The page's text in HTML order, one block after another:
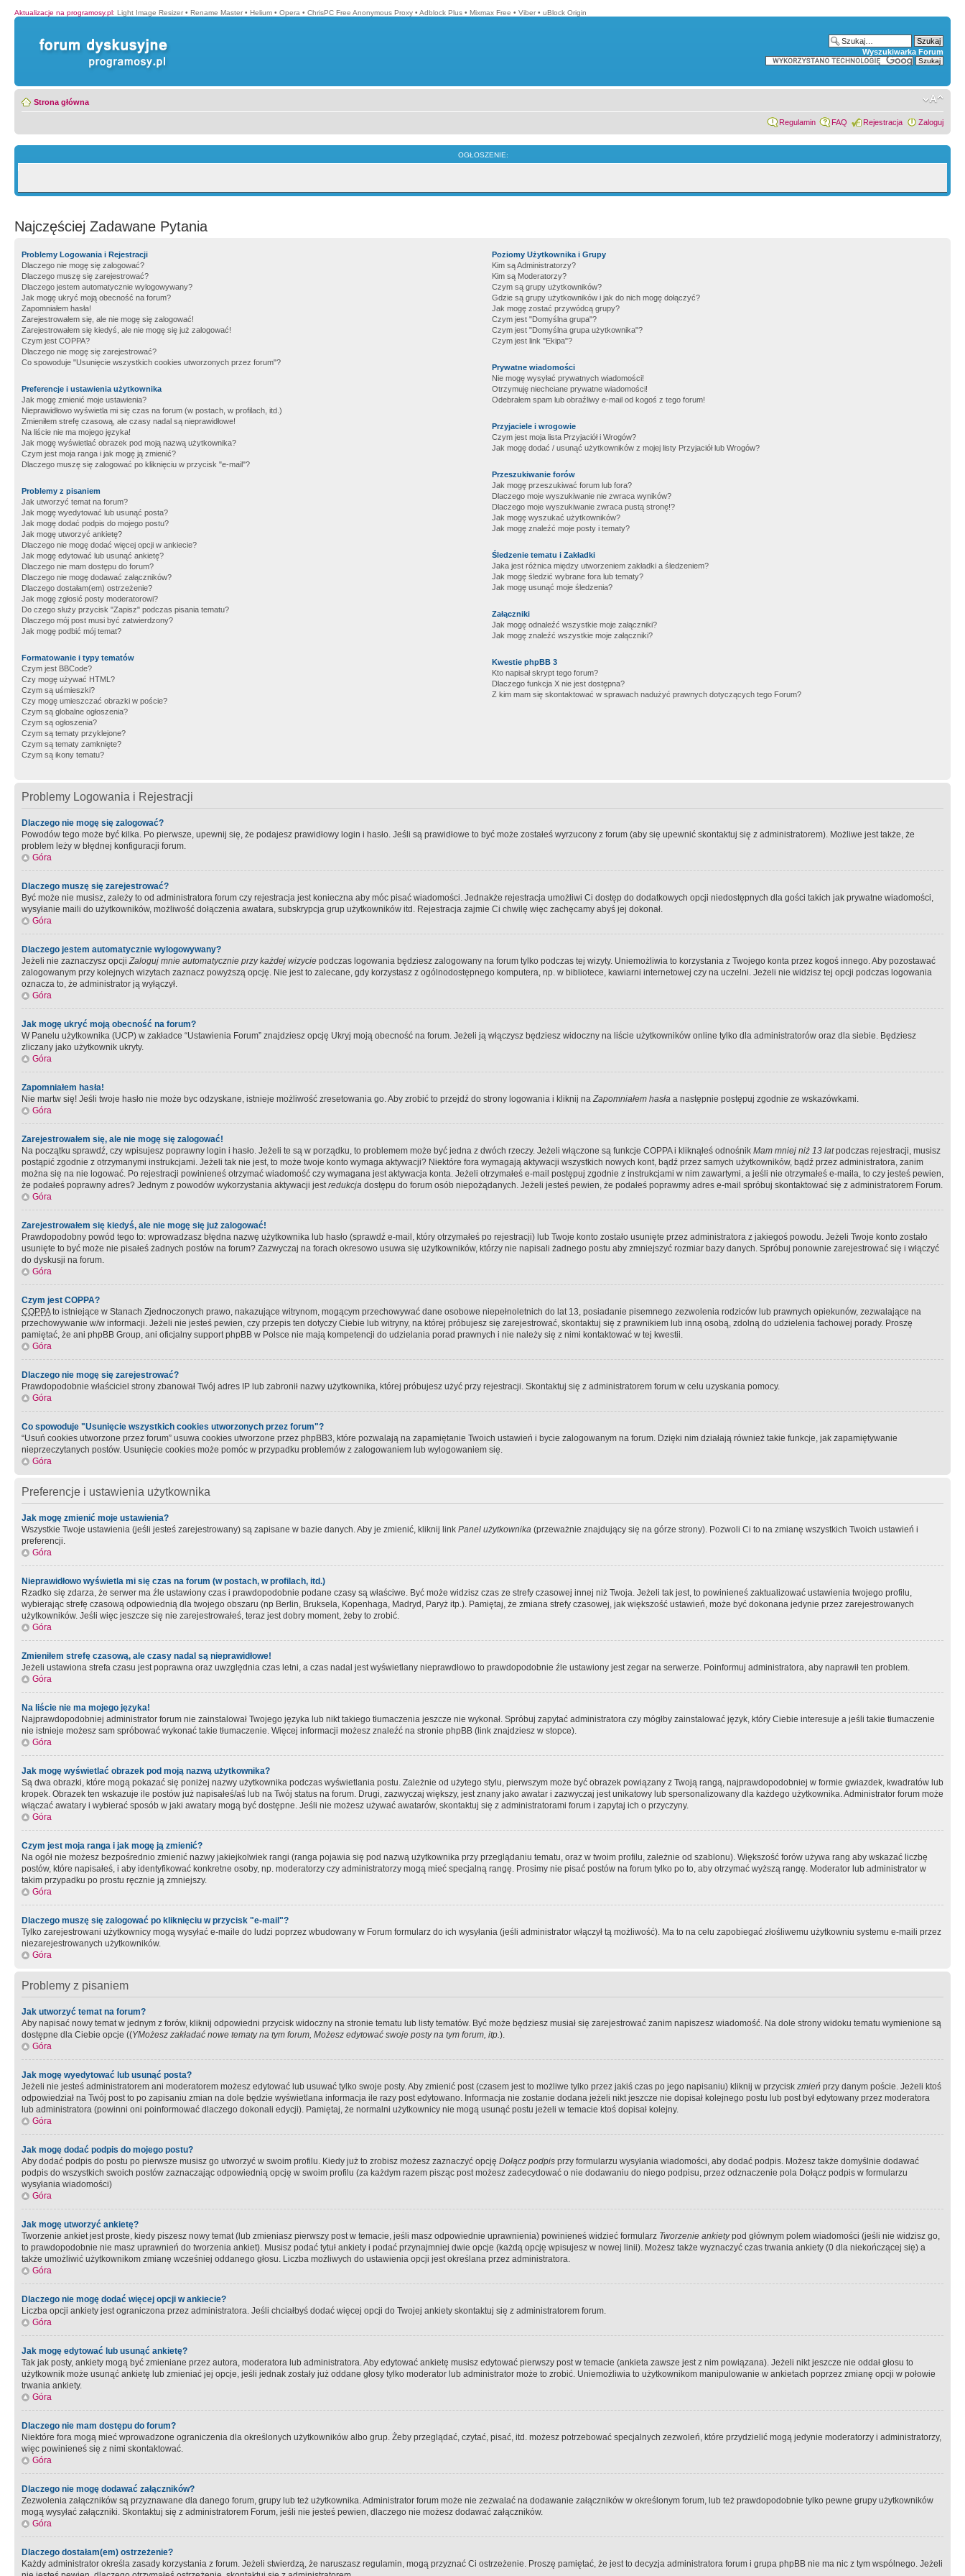
Aktualizacje na programosy.pl: Light Image Resizer • Rename Master • Helium • Opera • ChrisPC Free Anonymous Proxy • Adblock Plus • Mixmax Free • Viber • uBlock Origin
Wyszukiwarka Forum
Strona główna
Regulamin FAQ Rejestracja Zaloguj
OGŁOSZENIE:
Najczęściej Zadawane Pytania
Problemy Logowania i Rejestracji
Dlaczego nie mogę się zalogować?
Dlaczego muszę się zarejestrować?
Dlaczego jestem automatycznie wylogowywany?
Jak mogę ukryć moją obecność na forum?
Zapomniałem hasła!
Zarejestrowałem się, ale nie mogę się zalogować!
Zarejestrowałem się kiedyś, ale nie mogę się już zalogować!
Czym jest COPPA?
Dlaczego nie mogę się zarejestrować?
Co spowoduje "Usunięcie wszystkich cookies utworzonych przez forum"?
Preferencje i ustawienia użytkownika
Jak mogę zmienić moje ustawienia?
Nieprawidłowo wyświetla mi się czas na forum (w postach, w profilach, itd.)
Zmieniłem strefę czasową, ale czasy nadal są nieprawidłowe!
Na liście nie ma mojego języka!
Jak mogę wyświetlać obrazek pod moją nazwą użytkownika?
Czym jest moja ranga i jak mogę ją zmienić?
Dlaczego muszę się zalogować po kliknięciu w przycisk "e-mail"?
Problemy z pisaniem
Jak utworzyć temat na forum?
Jak mogę wyedytować lub usunąć posta?
Jak mogę dodać podpis do mojego postu?
Jak mogę utworzyć ankietę?
Dlaczego nie mogę dodać więcej opcji w ankiecie?
Jak mogę edytować lub usunąć ankietę?
Dlaczego nie mam dostępu do forum?
Dlaczego nie mogę dodawać załączników?
Dlaczego dostałam(em) ostrzeżenie?
Jak mogę zgłosić posty moderatorowi?
Do czego służy przycisk "Zapisz" podczas pisania tematu?
Dlaczego mój post musi być zatwierdzony?
Jak mogę podbić mój temat?
Formatowanie i typy tematów
Czym jest BBCode?
Czy mogę używać HTML?
Czym są uśmieszki?
Czy mogę umieszczać obrazki w poście?
Czym są globalne ogłoszenia?
Czym są ogłoszenia?
Czym są tematy przyklejone?
Czym są tematy zamknięte?
Czym są ikony tematu?
Poziomy Użytkownika i Grupy
Kim są Administratorzy?
Kim są Moderatorzy?
Czym są grupy użytkowników?
Gdzie są grupy użytkowników i jak do nich mogę dołączyć?
Jak mogę zostać przywódcą grupy?
Czym jest "Domyślna grupa"?
Czym jest "Domyślna grupa użytkownika"?
Czym jest link "Ekipa"?
Prywatne wiadomości
Nie mogę wysyłać prywatnych wiadomości!
Otrzymuję niechciane prywatne wiadomości!
Odebrałem spam lub obraźliwy e-mail od kogoś z tego forum!
Przyjaciele i wrogowie
Czym jest moja lista Przyjaciół i Wrogów?
Jak mogę dodać / usunąć użytkowników z mojej listy Przyjaciół lub Wrogów?
Przeszukiwanie forów
Jak mogę przeszukiwać forum lub fora?
Dlaczego moje wyszukiwanie nie zwraca wyników?
Dlaczego moje wyszukiwanie zwraca pustą stronę!?
Jak mogę wyszukać użytkowników?
Jak mogę znaleźć moje posty i tematy?
Śledzenie tematu i Zakładki
Jaka jest różnica między utworzeniem zakładki a śledzeniem?
Jak mogę śledzić wybrane fora lub tematy?
Jak mogę usunąć moje śledzenia?
Załączniki
Jak mogę odnaleźć wszystkie moje załączniki?
Jak mogę znaleźć wszystkie moje załączniki?
Kwestie phpBB 3
Kto napisał skrypt tego forum?
Dlaczego funkcja X nie jest dostępna?
Z kim mam się skontaktować w sprawach nadużyć prawnych dotyczących tego Forum?
Problemy Logowania i Rejestracji
Dlaczego nie mogę się zalogować?
Powodów tego może być kilka. Po pierwsze, upewnij się, że podajesz prawidłowy login i hasło. Jeśli są prawidłowe to być może zostałeś wyrzucony z forum (aby się upewnić skontaktuj się z administratorem). Możliwe jest także, że
problem leży w błędnej konfiguracji forum.
Góra
Dlaczego muszę się zarejestrować?
Być może nie musisz, zależy to od administratora forum czy rejestracja jest konieczna aby móc pisać wiadomości. Jednakże rejestracja umożliwi Ci dostęp do dodatkowych opcji niedostępnych dla gości takich jak prywatne wiadomości,
wysyłanie maili do użytkowników, możliwość dołączenia awatara, subskrypcja grup użytkowników itd. Rejestracja zajmie Ci chwilę więc zachęcamy abyś jej dokonał.
Góra
Dlaczego jestem automatycznie wylogowywany?
Jeżeli nie zaznaczysz opcjiZaloguj mnie automatycznie przy każdej wizycie podczas logowania będziesz zalogowany na forum tylko podczas tej wizyty. Uniemożliwia to korzystania z Twojego konta przez kogoś innego. Aby pozostawać
zalogowanym przy kolejnych wizytach zaznacz powyższą opcję. Nie jest to zalecane, gdy korzystasz z ogólnodostępnego komputera, np. w bibliotece, kawiarni internetowej czy na uczelni. Jeżeli nie widzisz tej opcji podczas logowania
oznacza to, że administrator ją wyłączył.
Góra
Jak mogę ukryć moją obecność na forum?
W Panelu użytkownika (UCP) w zakładce “Ustawienia Forum” znajdziesz opcję Ukryj moją obecność na forum. Jeżeli ją włączysz będziesz widoczny na liście użytkowników online tylko dla administratorów oraz dla siebie. Będziesz
zliczany jako użytkownik ukryty.
Góra
Zapomniałem hasła!
Nie martw się! Jeśli twoje hasło nie może byc odzyskane, istnieje możliwość zresetowania go. Aby zrobić to przejdź do strony logowania i kliknij naZapomniałem hasła a następnie postępuj zgodnie ze wskazówkami.
Góra
Zarejestrowałem się, ale nie mogę się zalogować!
Na początku sprawdź, czy wpisujesz poprawny login i hasło. Jeżeli te są w porządku, to problemem może być jedna z dwóch rzeczy. Jeżeli włączone są funkcje COPPA i kliknąłeś odnośnik Mam mniej niż 13 latpodczas rejestracji, musisz
postąpić zgodnie z otrzymanymi instrukcjami. Jeżeli tak nie jest, to może twoje konto wymaga aktywacji? Niektóre fora wymagają aktywacji wszystkich nowych kont, bądź przez samych użytkowników, bądź przez administratora, zanim
można się na nie logować. Po rejestracji powinieneś otrzymać wiadomość czy wymagana jest aktywacja konta. Jeżeli otrzymałeś e-mail postępuj zgodnie z instrukcjami w nim zawartymi, a jeśli nie otrzymałeś e-maila, to czy jesteś pewien,
że podałeś poprawny adres? Jednym z powodów wykorzystania aktywacji jestredukcja dostępu do forum osób niepożądanych. Jeżeli jesteś pewien, że podałeś poprawmy adres e-mail spróbuj skontaktować się z administratorem Forum.
Góra
Zarejestrowałem się kiedyś, ale nie mogę się już zalogować!
Prawdopodobny powód tego to: wprowadzasz błędna nazwę użytkownika lub hasło (sprawdź e-mail, który otrzymałeś po rejestracji) lub Twoje konto zostało usunięte przez administratora z jakiegoś powodu. Jeżeli Twoje konto zostało
usunięte to być może nie pisałeś żadnych postów na forum? Zazwyczaj na forach okresowo usuwa się użytkowników, którzy nie napisali żadnego postu aby zmniejszyć rozmiar bazy danych. Spróbuj ponownie zarejestrować się i włączyć
do dyskusji na forum.
Góra
Czym jest COPPA?
COPPAto istniejące w Stanach Zjednoczonych prawo, nakazujące witrynom, mogącym przechowywać dane osobowe niepełnoletnich do lat 13, posiadanie pisemnego zezwolenia rodziców lub prawnych opiekunów, zezwalające na
przechowywanie w/w informacji. Jeżeli nie jesteś pewien, czy przepis ten dotyczy Ciebie lub witryny, na której próbujesz się zarejestrować, skontaktuj się z prawnikiem lub inną osobą, zdolną do udzielenia fachowej porady. Proszę
pamiętać, że ani phpBB Group, ani oficjalny support phpBB w Polsce nie mają kompetencji do udzielania porad prawnych i nie należy się z nimi kontaktować w tej kwestii.
Góra
Dlaczego nie mogę się zarejestrować?
Prawdopodobnie właściciel strony zbanował Twój adres IP lub zabronił nazwy użytkownika, której próbujesz użyć przy rejestracji. Skontaktuj się z administratorem forum w celu uzyskania pomocy.
Góra
Co spowoduje "Usunięcie wszystkich cookies utworzonych przez forum"?
“Usuń cookies utworzone przez forum” usuwa cookies utworzone przez phpBB3, które pozwalają na zapamiętanie Twoich ustawień i bycie zalogowanym na forum. Dzięki nim działają również takie funkcje, jak zapamiętywanie
nieprzeczytanych postów. Usunięcie cookies może pomóc w przypadku problemów z zalogowaniem lub wylogowaniem się.
Góra
Preferencje i ustawienia użytkownika
Jak mogę zmienić moje ustawienia?
Wszystkie Twoje ustawienia (jeśli jesteś zarejestrowany) są zapisane w bazie danych. Aby je zmienić, kliknij link Panel użytkownika (przeważnie znajdujący się na górze strony). Pozwoli Ci to na zmianę wszystkich Twoich ustawień i
preferencji.
Góra
Nieprawidłowo wyświetla mi się czas na forum (w postach, w profilach, itd.)
Rzadko się zdarza, że serwer ma źle ustawiony czas i prawdopodobnie podane czasy są właściwe. Być może widzisz czas ze strefy czasowej innej niż Twoja. Jeżeli tak jest, to powinieneś zaktualizować ustawienia twojego profilu,
wybierając strefę czasową odpowiednią dla twojego obszaru (np Berlin, Bruksela, Kopenhaga, Madryd, Paryż itp.). Pamiętaj, że zmiana strefy czasowej, jak większość ustawień, może być dokonana jedynie przez zarejestrowanych
użytkowników. Jeśli więc jeszcze się nie zarejestrowałeś, teraz jest dobry moment, żeby to zrobić.
Góra
Zmieniłem strefę czasową, ale czasy nadal są nieprawidłowe!
Jeżeli ustawiona strefa czasu jest poprawna oraz uwzględnia czas letni, a czas nadal jest wyświetlany nieprawdłowo to prawdopodobnie źle ustawiony jest zegar na serwerze. Poinformuj administratora, aby naprawił ten problem.
Góra
Na liście nie ma mojego języka!
Najprawdopodobniej administrator forum nie zainstalował Twojego języka lub nikt takiego tłumaczenia jeszcze nie wykonał. Spróbuj zapytać administratora czy mógłby zainstalować język, który Ciebie interesuje a jeśli takie tłumaczenie
nie istnieje możesz sam spróbować wykonać takie tłumaczenie. Więcej informacji możesz znaleźć na stronie phpBB (link znajdziesz w stopce).
Góra
Jak mogę wyświetlać obrazek pod moją nazwą użytkownika?
Są dwa obrazki, które mogą pokazać się poniżej nazwy użytkownika podczas wyświetlania postu. Zależnie od użytego stylu, pierwszym może być obrazek powiązany z Twoją rangą, najprawdopodobniej w formie gwiazdek, kwadratów lub
kropek. Obrazek ten wskazuje ile postów już napisałeś/aś lub na Twój status na forum. Drugi, zazwyczaj większy, jest znany jako awatar i zazwyczaj jest unikatowy lub spersonalizowany dla każdego użytkownika. Administrator forum może
włączać awatary i wybierać sposób w jaki awatary mogą być dostępne. Jeśli nie możesz używać awatarów, skontaktuj się z administratorami forum i zapytaj ich o przyczyny.
Góra
Czym jest moja ranga i jak mogę ją zmienić?
Na ogół nie możesz bezpośrednio zmienić nazwy jakiejkolwiek rangi (ranga pojawia się pod nazwą użytkownika przy przeglądaniu tematu, oraz w twoim profilu, zależnie od szablonu). Większość forów używa rang aby wskazać liczbę
postów, które napisałeś, i aby identyfikować konkretne osoby, np. moderatorzy czy administratorzy mogą mieć specjalną rangę. Prosimy nie pisać postów na forum tylko po to, aby otrzymać wyższą rangę. Moderator lub administrator w
takim przypadku po prostu ręcznie ją zmniejszy.
Góra
Dlaczego muszę się zalogować po kliknięciu w przycisk "e-mail"?
Tylko zarejestrowani użytkownicy mogą wysyłać e-maile do ludzi poprzez wbudowany w Forum formularz do ich wysyłania (jeśli administrator włączył tą możliwość). Ma to na celu zapobiegać złośliwemu użytkowniu systemu e-maili przez
niezarejestrowanych użytkowników.
Góra
Problemy z pisaniem
Jak utworzyć temat na forum?
Aby napisać nowy temat w jednym z forów, kliknij odpowiedni przycisk widoczny na stronie tematu lub listy tematów. Być może będziesz musiał się zarejestrować zanim napiszesz wiadomość. Na dole strony widoku tematu wymienione są
dostępne dla Ciebie opcje ((YMożesz zakładać nowe tematy na tym forum, Możesz edytować swoje posty na tym forum, itp.).
Góra
Jak mogę wyedytować lub usunąć posta?
Jeżeli nie jesteś administratorem ani moderatorem możesz edytować lub usuwać tylko swoje posty. Aby zmienić post (czasem jest to możliwe tylko przez jakiś czas po jego napisaniu) kliknij w przycisk zmień przy danym poście. Jeżeli ktoś
odpowiedział na Twój post to po zapisaniu zmian na dole będzie wyświetlana informacja ile razy post edytowano. Informacja nie zostanie dodana jeżeli nikt jeszcze nie dopisał kolejnego postu lub post był edytowany przez moderatora
lub administratora (powinni oni poinformować dlaczego dokonali edycji). Pamiętaj, że normalni użytkownicy nie mogą usunąć postu jeżeli w temacie ktoś dopisał kolejny.
Góra
Jak mogę dodać podpis do mojego postu?
Aby dodać podpis do postu po pierwsze musisz go utworzyć w swoim profilu. Kiedy już to zrobisz możesz zaznaczyć opcję Dołącz podpis przy formularzu wysyłania wiadomości, aby dodać podpis. Możesz także domyślnie dodawać
podpis do wszystkich swoich postów zaznaczając odpowiednią opcję w swoim profilu (za każdym razem pisząc post możesz zadecydować o nie dodawaniu do niego podpisu, przez odznaczenie pola Dołącz podpis w formularzu
wysyłania wiadomości)
Góra
Jak mogę utworzyć ankietę?
Tworzenie ankiet jest proste, kiedy piszesz nowy temat (lub zmieniasz pierwszy post w temacie, jeśli masz odpowiednie uprawnienia) powinieneś widzieć formularz Tworzenie ankietypod głównym polem wiadomości (jeśli nie widzisz go,
to prawdopodobnie nie masz uprawnień do tworzenia ankiet). Musisz podać tytuł ankiety i podać przynajmniej dwie opcje (każdą opcję wpisujesz w nowej linii). Możesz także wyznaczyć czas trwania ankiety (0 dla niekończącej się) a
także umożliwić użytkownikom zmianę wcześniej oddanego głosu. Liczba możliwych do ustawienia opcji jest określana przez administratora.
Góra
Dlaczego nie mogę dodać więcej opcji w ankiecie?
Liczba opcji ankiety jest ograniczona przez administratora. Jeśli chciałbyś dodać więcej opcji do Twojej ankiety skontaktuj się z administratorem forum.
Góra
Jak mogę edytować lub usunąć ankietę?
Tak jak posty, ankiety mogą być zmieniane przez autora, moderatora lub administratora. Aby edytować ankietę musisz edytować pierwszy post w temacie (ankieta zawsze jest z nim powiązana). Jeżeli nikt jeszcze nie oddał głosu to
użytkownik może usunąć ankietę lub zmieniać jej opcje, jeśli jednak zostały już oddane głosy tylko moderator lub administrator może to zrobić. Uniemożliwia to użytkownikom manipulowanie w ankietach poprzez zmianę opcji w połowie
trwania ankiety.
Góra
Dlaczego nie mam dostępu do forum?
Niektóre fora mogą mieć wprowadzone ograniczenia dla określonych użytkowników albo grup. Żeby przeglądać, czytać, pisać, itd. możesz potrzebować specjalnych zezwoleń, które przydzielić mogą jedynie moderatorzy i administratorzy,
więc powinieneś się z nimi skontaktować.
Góra
Dlaczego nie mogę dodawać załączników?
Zezwolenia załączników są przyznawane dla danego forum, grupy lub też użytkownika. Administrator forum może nie zezwalać na dodawanie załączników w określonym forum, lub też prawdopodobnie tylko pewne grupy użytkowników
mogą wysyłać załączniki. Skontaktuj się z administratorem Forum, jeśli nie jesteś pewien, dlaczego nie możesz dodawać załączników.
Góra
Dlaczego dostałam(em) ostrzeżenie?
Każdy administrator określa zasady korzystania z forum. Jeżeli stwierdzą, że naruszasz regulamin, mogą przyznać Ci ostrzeżenie. Proszę pamiętać, że jest to decyzja administratora forum i grupa phpBB nie ma nic z tym wspólnego. Jeżeli